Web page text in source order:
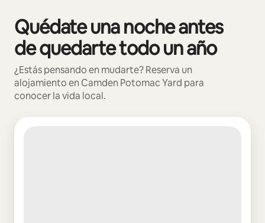
Quédate una noche antes
de quedarte todo un año
¿Estás pensando en mudarte? Reserva un
alojamiento en Camden Potomac Yard para
conocer la vida local.
Se muestran0 de 0 elementos